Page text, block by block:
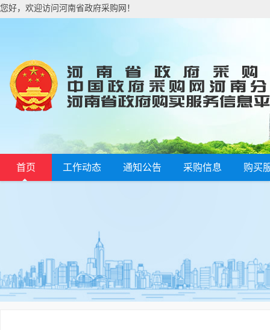
您好，欢迎访问河南省政府采购网！
首页 工作动态 通知公告 采购信息 购买